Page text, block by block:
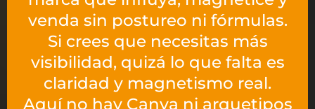
venda sin postureo ni fórmulas.
Si crees que necesitas más
visibilidad, quizá lo que falta es
claridad y magnetismo real.
Aquí no hay Canva ni arquetipos